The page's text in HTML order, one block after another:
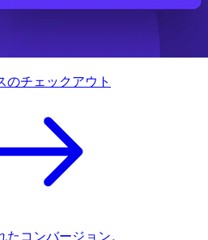
のチェックアウト
たコンバージョン。